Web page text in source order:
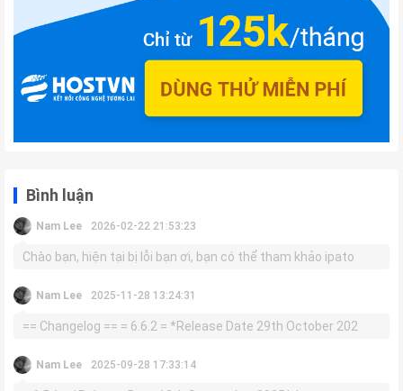
Bình luận
Nam Lee 2026-02-22 21:53:23
Chào bạn, hiện tại bị lỗi bạn ơi, bạn có thể tham khảo ipato
Nam Lee 2025-11-28 13:24:31
== Changelog == = 6.6.2 = *Release Date 29th October 202
Nam Lee 2025-09-28 17:33:14